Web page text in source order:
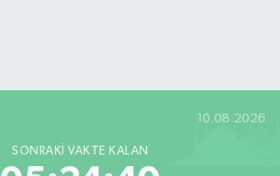
10.08.2026
SONRAKI VAKTE KALAN